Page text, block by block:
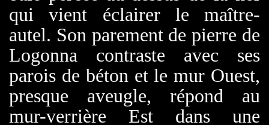
quivient éclairer le maître-
autel. Son parement de pierre de
Logonna contraste avec ses
parois de béton et le mur Ouest,
presque aveugle, répond au
mur-verrière Est dans une